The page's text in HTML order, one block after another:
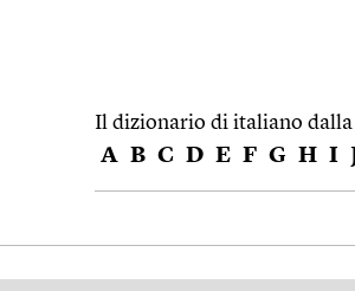
Il dizionario di italiano dalla
A B C D E F G H I